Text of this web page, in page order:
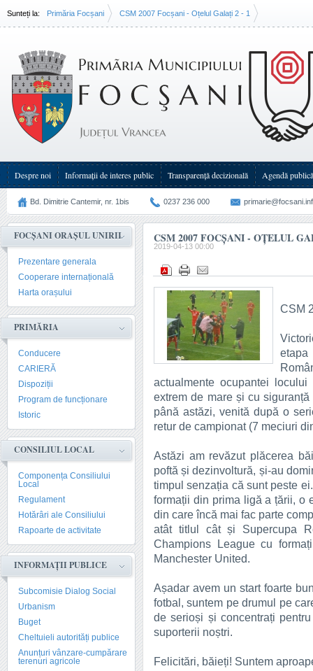
Sunteți la: Primăria Focșani CSM 2007 Focșani - Oțelul Galați 2 - 1
Despre noi Informații de interes public Transparenţă decizională Agendă publică
Bd. Dimitrie Cantemir, nr. 1bis 0237 236 000
FOCȘANI ORAȘUL UNIRII
Prezentare generala
Cooperare internațională
Harta orașului
PRIMĂRIA
Conducere
CARIERĂ
Dispoziții
Program de funcționare
Istoric
CONSILIUL LOCAL
Componența Consiliului
Local
Regulament
Hotărâri ale Consiliului
Rapoarte de activitate
INFORMAȚII PUBLICE
Subcomisie Dialog Social
Urbanism
Buget
Cheltuieli autorități publice
Anunțuri vânzare-cumpărare
terenuri agricole
CSM 2007 FOCȘANI - OȚELUL
2019-04-13 00:00
CSM
actualmente ocupantei
extrem de mare și cu
până astăzi, venită după o
retur de campionat (7 meciuri
Astăzi am revăzut plăcerea
poftă și dezinvoltură, și-au
timpul senzația că sunt peste
formații din prima ligă a țării, o
din care încă mai fac parte
atât titlul cât și Supercupa
Champions League cu
Manchester United.
Așadar avem un start foarte
fotbal, suntem pe drumul pe
de serioși și concentrați
suporterii noștri.
Felicitări, băieți! Suntem